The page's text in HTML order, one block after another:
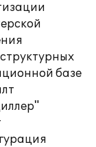
базе